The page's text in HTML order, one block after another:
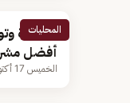
المحليات
«عمارة
أفضل
الخميس 17 أكتوبر 2024